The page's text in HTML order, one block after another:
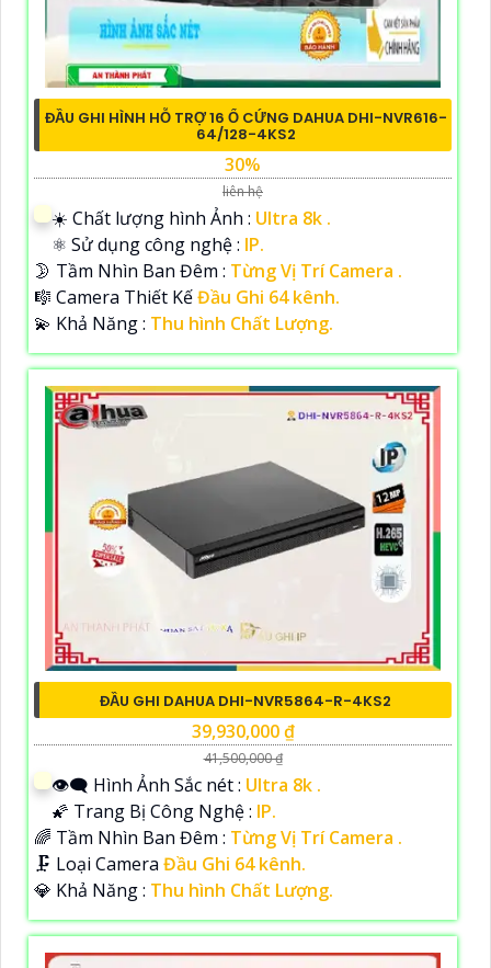
ĐẦU GHI HÌNH HỖ TRỢ 16 Ổ CỨNG DAHUA DHI-NVR616-
64/128-4KS2
30%
liên hệ
☀️ Chất lượng hình Ảnh : Ultra 8k .
⚛️ Sử dụng công nghệ : IP.
🌛 Tầm Nhìn Ban Đêm : Từng Vị Trí Camera .
🎼️ Camera Thiết KếĐầu Ghi 64 kênh.
️💫 Khả Năng : Thu hình Chất Lượng.
ĐẦU GHI DAHUA DHI-NVR5864-R-4KS2
39,930,000 ₫
41,500,000 ₫
👁️‍🗨 Hình Ảnh Sắc nét : Ultra 8k .
🌠 Trang Bị Công Nghệ : IP.
🌈 Tầm Nhìn Ban Đêm : Từng Vị Trí Camera .
🗜️ Loại Camera Đầu Ghi 64 kênh.
️💎 Khả Năng : Thu hình Chất Lượng.